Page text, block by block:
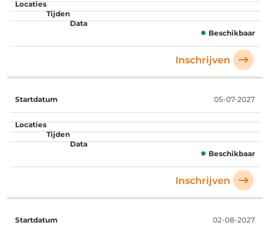
Beschikbaar
Inschrijven
05-07-2027
Beschikbaar
Inschrijven
02-08-2027